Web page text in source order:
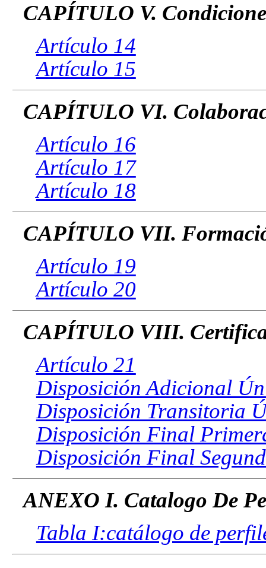
CAPÍTULO V.
Artículo 14
Artículo 15
CAPÍTULO VI.
Artículo 16
Artículo 17
Artículo 18
CAPÍTULO VII.
Artículo 19
Artículo 20
CAPÍTULO VIII.
Artículo 21
Disposición Adicional
Disposición Transitoria
Disposición Final
Disposición Final
ANEXO I. Catalogo De
Tabla I:catálogo de